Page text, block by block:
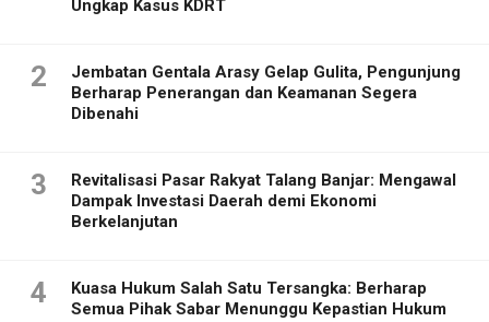
Ungkap Kasus KDRT
2
Jembatan Gentala Arasy Gelap Gulita, Pengunjung
Berharap Penerangan dan Keamanan Segera
Dibenahi
3
Revitalisasi Pasar Rakyat Talang Banjar: Mengawal
Dampak Investasi Daerah demi Ekonomi
Berkelanjutan
4
Kuasa Hukum Salah Satu Tersangka: Berharap
Semua Pihak Sabar Menunggu Kepastian Hukum